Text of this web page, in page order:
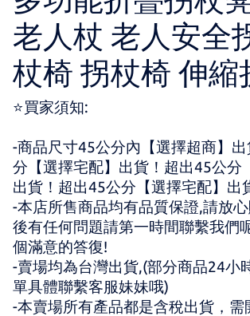
老人杖 老人安全
杖椅 拐杖椅 伸縮
⭐買家須知:
-商品尺寸45公分內【選擇超商】
分【選擇宅配】出貨！超出45公分
出貨！超出45公分【選擇宅配】出
-本店所售商品均有品質保證,請放
後有任何問題請第一時間聯繫我們
個滿意的答復!
-賣場均為台灣出貨,(部分商品24小
單具體聯繫客服妹妹哦)
-本賣場所有產品都是含稅出貨，需